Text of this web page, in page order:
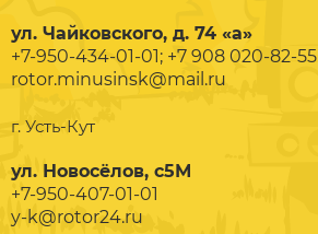
ул. Чайковского, д. 74 «а»
+7-950-434-01-01; +7 908 020-82-55
rotor.minusinsk@mail.ru
г. Усть-Кут
ул. Новосёлов, с5М
+7-950-407-01-01
y-k@rotor24.ru